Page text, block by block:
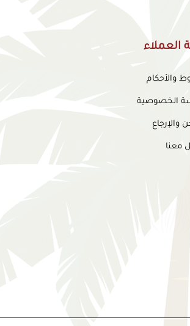
العملاء
والأحكام
الخصوصية
والإرجاع
معنا